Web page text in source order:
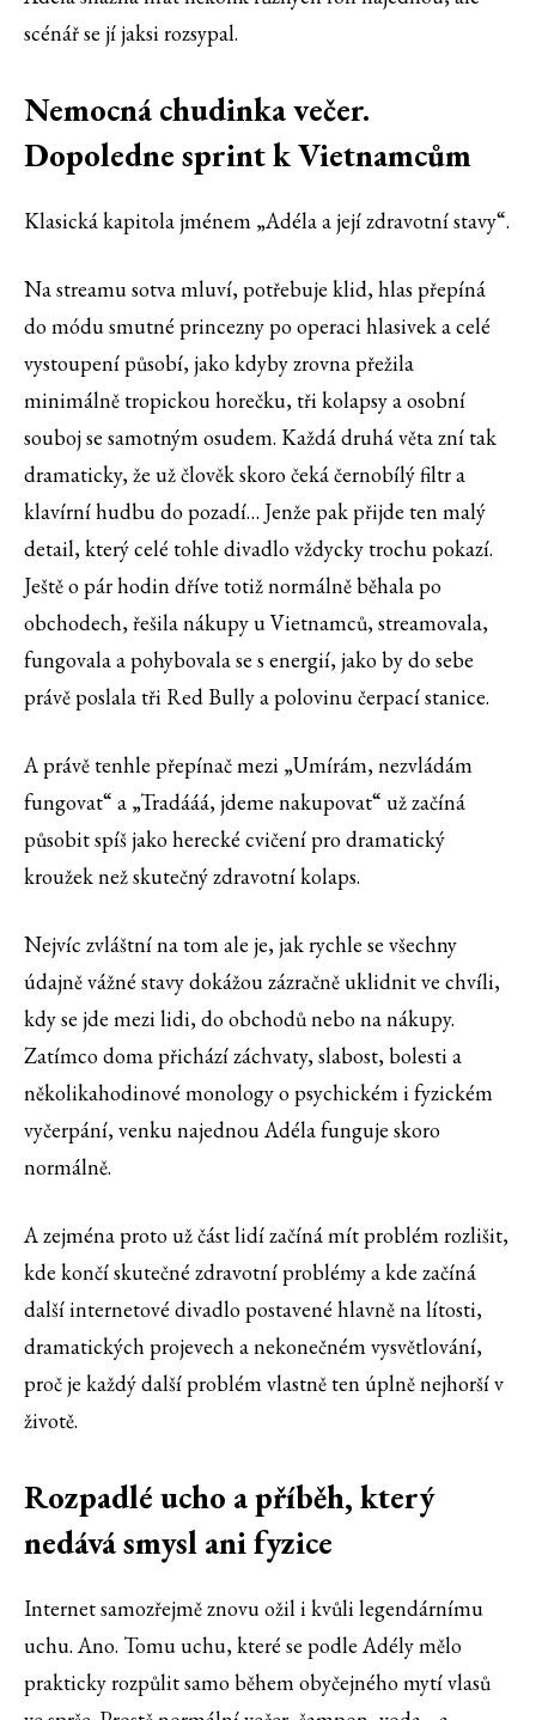
scénář se jí jaksi rozsypal.
Nemocná chudinka večer.
Dopoledne sprint k Vietnamcům
Klasická kapitola jménem „Adéla a její zdravotní stavy“.
Na streamu sotva mluví, potřebuje klid, hlas přepíná
do módu smutné princezny po operaci hlasivek a celé
vystoupení působí, jako kdyby zrovna přežila
minimálně tropickou horečku, tři kolapsy a osobní
souboj se samotným osudem. Každá druhá věta zní tak
dramaticky, že už člověk skoro čeká černobílý filtr a
klavírní hudbu do pozadí… Jenže pak přijde ten malý
detail, který celé tohle divadlo vždycky trochu pokazí.
Ještě o pár hodin dříve totiž normálně běhala po
obchodech, řešila nákupy u Vietnamců, streamovala,
fungovala a pohybovala se s energií, jako by do sebe
právě poslala tři Red Bully a polovinu čerpací stanice.
A právě tenhle přepínač mezi „Umírám, nezvládám
fungovat“ a „Tradááá, jdeme nakupovat“ už začíná
působit spíš jako herecké cvičení pro dramatický
kroužek než skutečný zdravotní kolaps.
Nejvíc zvláštní na tom ale je, jak rychle se všechny
údajně vážné stavy dokážou zázračně uklidnit ve chvíli,
kdy se jde mezi lidi, do obchodů nebo na nákupy.
Zatímco doma přichází záchvaty, slabost, bolesti a
několikahodinové monology o psychickém i fyzickém
vyčerpání, venku najednou Adéla funguje skoro
normálně.
A zejména proto už část lidí začíná mít problém rozlišit,
kde končí skutečné zdravotní problémy a kde začíná
další internetové divadlo postavené hlavně na lítosti,
dramatických projevech a nekonečném vysvětlování,
proč je každý další problém vlastně ten úplně nejhorší v
životě.
Rozpadlé ucho a příběh, který
nedává smysl ani fyzice
Internet samozřejmě znovu ožil i kvůli legendárnímu
uchu. Ano. Tomu uchu, které se podle Adély mělo
prakticky rozpůlit samo během obyčejného mytí vlasů